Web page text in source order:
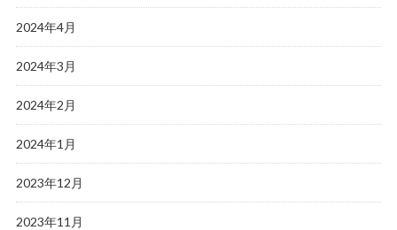
2024年4月
2024年3月
2024年2月
2024年1月
2023年12月
2023年11月